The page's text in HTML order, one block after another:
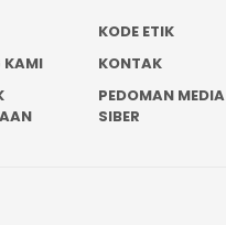
KODE ETIK
KAMI
KONTAK
PEDOMAN MEDIA
SIBER